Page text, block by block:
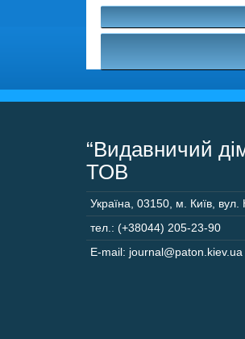
“Видавничий
ТОВ
Україна 03150 м. Київ, вул.
тел.: (+38044) 205-23-90
E-mail: journal@paton.kiev.ua